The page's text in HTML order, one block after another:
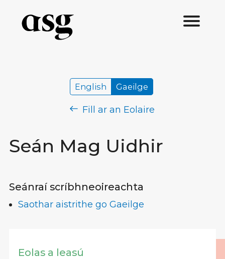
Seán Mag Uidhir
English Gaeilge
Fill ar an Eolaire
Seánraí scríbhneoireachta
Saothar aistrithe go Gaeilge
Eolas a leasú